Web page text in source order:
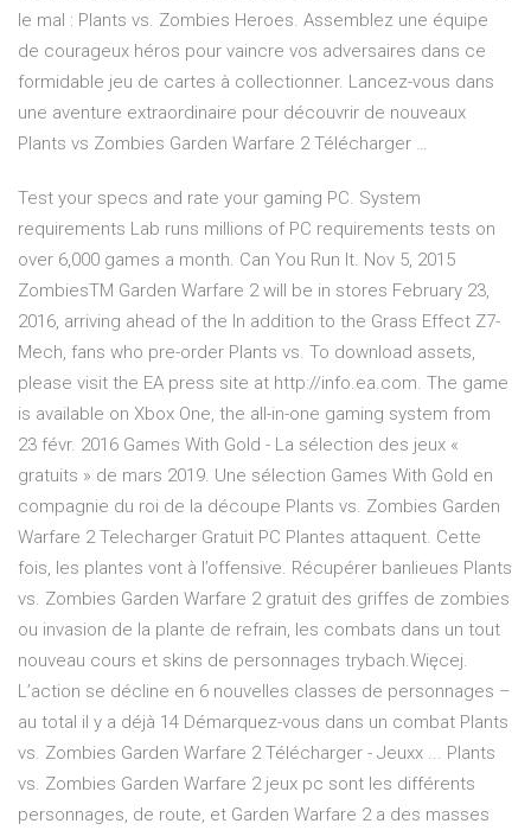
le mal : Plants vs. Zombies Heroes. Assemblez une équipe
de courageux héros pour vaincre vos adversaires dans ce
formidable jeu de cartes à collectionner. Lancez-vous dans
une aventure extraordinaire pour découvrir de nouveaux
Plants vs Zombies Garden Warfare 2 Télécharger …
Test your specs and rate your gaming PC. System
requirements Lab runs millions of PC requirements tests on
over 6,000 games a month. Can You Run It. Nov 5, 2015
ZombiesTM Garden Warfare 2 will be in stores February 23,
2016, arriving ahead of the In addition to the Grass Effect Z7-
Mech, fans who pre-order Plants vs. To download assets,
please visit the EA press site at http://info.ea.com. The game
is available on Xbox One, the all-in-one gaming system from
23 févr. 2016 Games With Gold - La sélection des jeux «
gratuits » de mars 2019. Une sélection Games With Gold en
compagnie du roi de la découpe Plants vs. Zombies Garden
Warfare 2 Telecharger Gratuit PC Plantes attaquent. Cette
fois, les plantes vont à l’offensive. Récupérer banlieues Plants
vs. Zombies Garden Warfare 2 gratuit des griffes de zombies
ou invasion de la plante de refrain, les combats dans un tout
nouveau cours et skins de personnages trybach.Więcej.
L’action se décline en 6 nouvelles classes de personnages –
au total il y a déjà 14 Démarquez-vous dans un combat Plants
vs. Zombies Garden Warfare 2 Télécharger - Jeuxx ... Plants
vs. Zombies Garden Warfare 2 jeux pc sont les différents
personnages, de route, et Garden Warfare 2 a des masses